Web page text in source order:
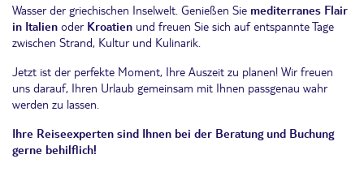
Wasser der griechischen Inselwelt. Genießen Sie mediterranes Flair
in Italien oder Kroatien und freuen Sie sich auf entspannte Tage
zwischen Strand, Kultur und Kulinarik.
Jetzt ist der perfekte Moment, Ihre Auszeit zu planen! Wir freuen
uns darauf, Ihren Urlaub gemeinsam mit Ihnen passgenau wahr
werden zu lassen.
Ihre Reiseexperten sind Ihnen bei der Beratung und Buchung
gerne behilflich!